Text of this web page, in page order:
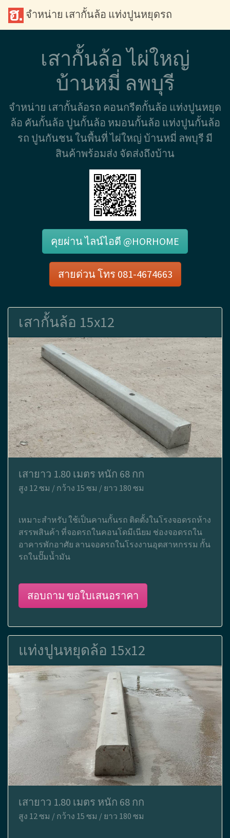
จำหน่าย เสากั้นล้อ แท่งปูนหยุดรถ
เสากั้นล้อ ไผ่ใหญ่
บ้านหมี่ ลพบุรี
จำหน่าย เสากั้นล้อรถ คอนกรีตกั้นล้อ แท่งปูนหยุด
ล้อ คันกั้นล้อ ปูนกั้นล้อ หมอนกั้นล้อ แท่งปูนกั้นล้อ
รถ ปูนกันชน ในพื้นที่ ไผ่ใหญ่ บ้านหมี่ ลพบุรี มี
สินค้าพร้อมส่ง จัดส่งถึงบ้าน
คุยผ่าน ไลน์ไอดี @HORHOME
สายด่วน โทร 081-4674663
เสากั้นล้อ 15x12
เสายาว 1.80 เมตร หนัก 68 กก
สูง 12 ซม / กว้าง 15 ซม / ยาว 180 ซม
เหมาะสำหรับ ใช้เป็นคานกั้นรถ ติดตั้งในโรงจอดรถห้าง
สรรพสินค้า ที่จอดรถในคอนโดมีเนียม ช่องจอดรถใน
อาคารพักอาศัย ลานจอดรถในโรงงานอุตสาหกรรม กั้น
รถในปั๊มน้ำมัน
สอบถาม ขอใบเสนอราคา
แท่งปูนหยุดล้อ 15x12
เสายาว 1.80 เมตร หนัก 68 กก
สูง 12 ซม / กว้าง 15 ซม / ยาว 180 ซม